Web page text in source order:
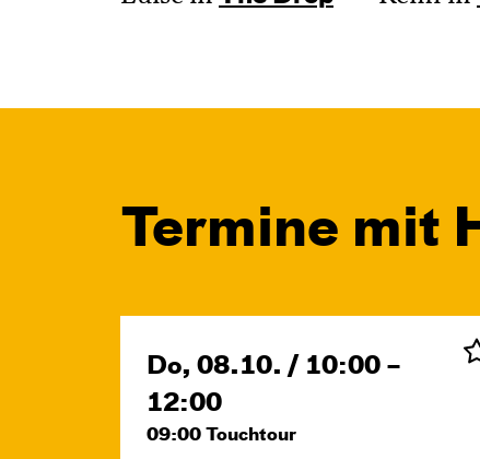
Termine mit
Do, 08.10. / 10:00 –
12:00
09:00 Touchtour